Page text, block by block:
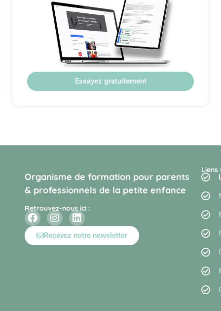
Essayez gratuitement
Organisme de formation pour parents
& professionnels de la petite enfance
Retrouvez-nous ici :
Reçevez notre newsletter
Liens